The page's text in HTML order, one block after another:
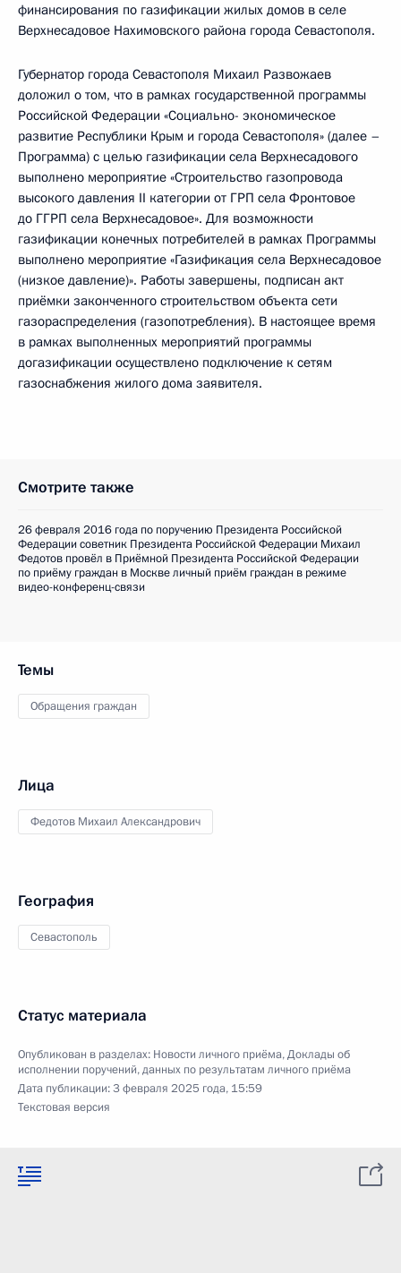
финансирования по газификации жилых домов в селе
Верхнесадовое Нахимовского района города Севастополя.
Губернатор города Севастополя Михаил Развожаев
доложил о том, что в рамках государственной программы
Российской Федерации «Социально- экономическое
развитие Республики Крым и города Севастополя» (далее –
Программа) с целью газификации села Верхнесадового
выполнено мероприятие «Строительство газопровода
высокого давления II категории от ГРП села Фронтовое
до ГГРП села Верхнесадовое». Для возможности
газификации конечных потребителей в рамках Программы
выполнено мероприятие «Газификация села Верхнесадовое
(низкое давление)». Работы завершены, подписан акт
приёмки законченного строительством объекта сети
газораспределения (газопотребления). В настоящее время
в рамках выполненных мероприятий программы
догазификации осуществлено подключение к сетям
газоснабжения жилого дома заявителя.
Смотрите также
26 февраля 2016 года по поручению Президента Российской
Федерации советник Президента Российской Федерации Михаил
Федотов провёл в Приёмной Президента Российской Федерации
по приёму граждан в Москве личный приём граждан в режиме
видео-конференц-связи
Темы
Обращения граждан
Лица
Федотов Михаил Александрович
География
Севастополь
Статус материала
Опубликован в разделах: Новости личного приёма,Доклады об
исполнении поручений, данных по результатам личного приёма
Дата публикации:3 февраля 2025 года, 15:59
Текстовая версия